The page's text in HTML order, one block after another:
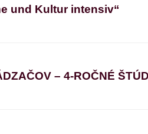
und Kultur intensiv“
– 4-ROČNÉ